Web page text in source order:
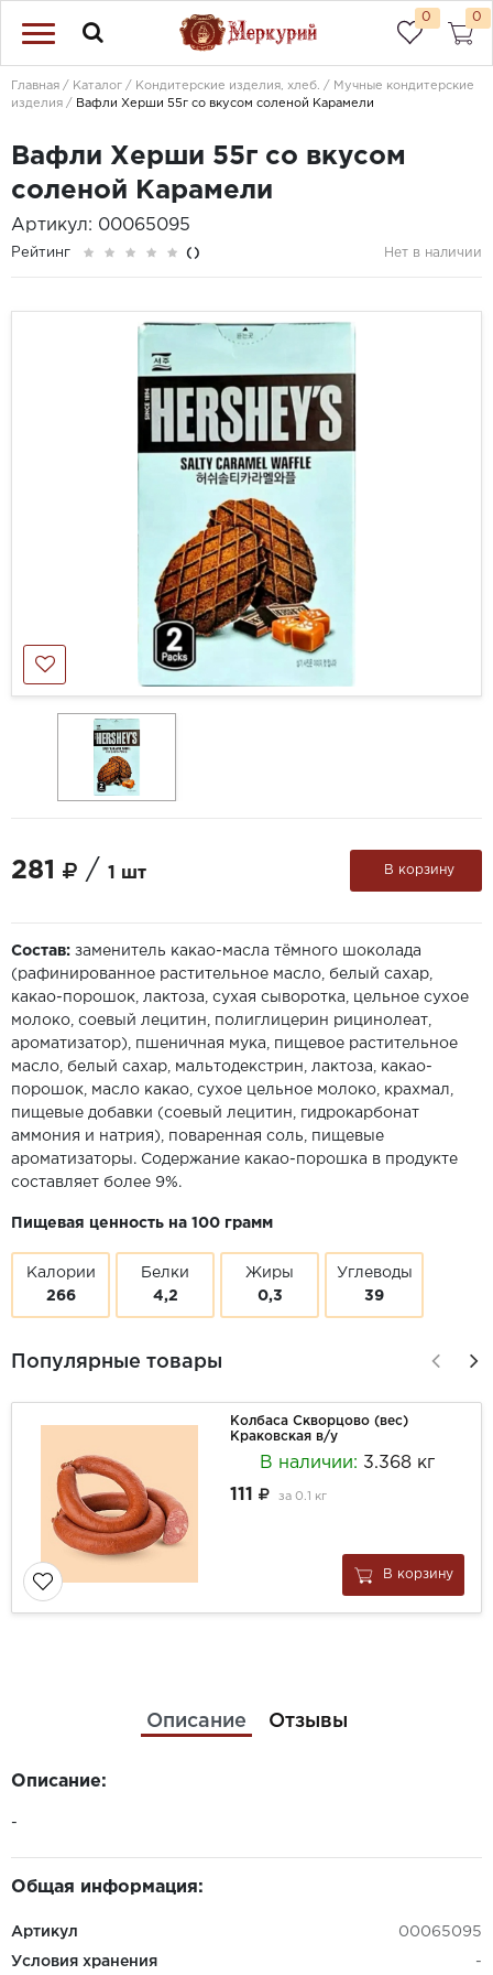
0 0
Главная Каталог Кондитерские изделия, хлеб.
Мучные кондитерские
изделия
Вафли Херши 55г со вкусом соленой Карамели
Вафли Херши 55г со вкусом
соленой Карамели
Артикул: 00065095
Рейтинг () Нет в наличии
281 / 1 шт В корзину
Состав: заменитель какао-масла тёмного шоколада
(рафинированное растительное масло, белый сахар,
какао-порошок, лактоза, сухая сыворотка, цельное сухое
молоко, соевый лецитин, полиглицерин рицинолеат,
ароматизатор), пшеничная мука, пищевое растительное
масло, белый сахар, мальтодекстрин, лактоза, какао-
порошок, масло какао, сухое цельное молоко, крахмал,
пищевые добавки (соевый лецитин, гидрокарбонат
аммония и натрия), поваренная соль, пищевые
ароматизаторы. Содержание какао-порошка в продукте
составляет более 9%.
Пищевая ценность на 100 грамм
Калории
266
Белки
4,2
Жиры
0,3
Углеводы
39
Популярные товары
Колбаса Скворцово (вес)
Краковская в/у
В наличии: 3.368 кг
111
за 0.1 кг
В корзину
Описание Отзывы
Описание:
-
Общая информация:
Артикул 00065095
Условия хранения -